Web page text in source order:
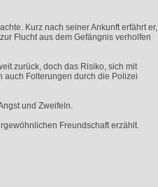
Kurz nach seiner Ankunft erfährt er,
Flucht aus dem Gefängnis verholfen
zurück, doch das Risiko, sich mit
auch Folterungen durch die Polizei
und Zweifeln.
Freundschaft erzählt.